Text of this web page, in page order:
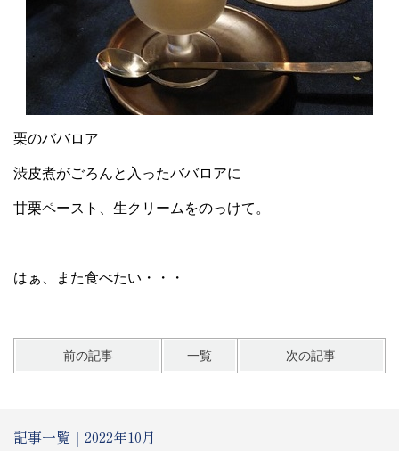
栗のババロア
渋皮煮がごろんと入ったババロアに
甘栗ペースト、生クリームをのっけて。
はぁ、また食べたい・・・
前の記事 一覧 次の記事
記事一覧｜2022年10月